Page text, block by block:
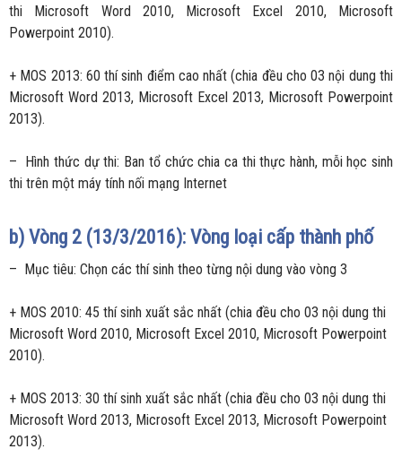
thi Microsoft Word 2010, Microsoft Excel 2010, Microsoft
Powerpoint 2010).
+ MOS 2013: 60 thí sinh điểm cao nhất (chia đều cho 03 nội dung thi
Microsoft Word 2013, Microsoft Excel 2013, Microsoft Powerpoint
2013).
– Hình thức dự thi: Ban tổ chức chia ca thi thực hành, mỗi học sinh
thi trên một máy tính nối mạng Internet
b) Vòng 2 (13/3/2016): Vòng loại cấp thành phố
– Mục tiêu: Chọn các thí sinh theo từng nội dung vào vòng 3
+ MOS 2010: 45 thí sinh xuất sắc nhất (chia đều cho 03 nội dung thi
Microsoft Word 2010, Microsoft Excel 2010, Microsoft Powerpoint
2010).
+ MOS 2013: 30 thí sinh xuất sắc nhất (chia đều cho 03 nội dung thi
Microsoft Word 2013, Microsoft Excel 2013, Microsoft Powerpoint
2013).